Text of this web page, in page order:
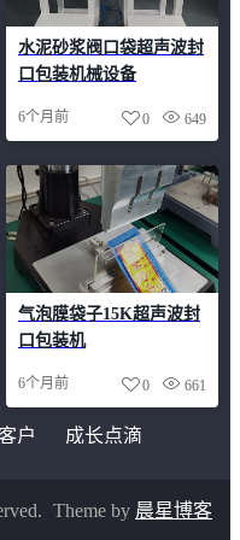
水泥砂浆阀口袋超声波封
口包装机械设备
6个月前 649
0
气泡膜袋子15K超声波封
口包装机
6个月前 661
0
户 成长点滴
Theme by 晨星博客